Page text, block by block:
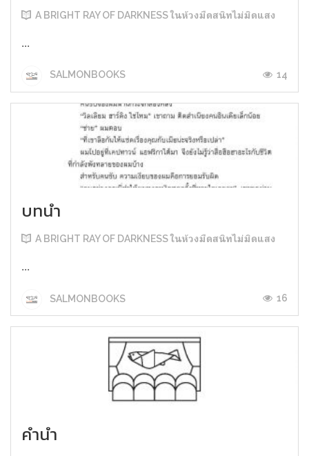
A BRIGHT RAY OF DARKNESS ในห้วงมืดสนิทไม่มิดแสง
...
SALMONBOOKS 14
บทนำ
A BRIGHT RAY OF DARKNESS ในห้วงมืดสนิทไม่มิดแสง
...
SALMONBOOKS 16
คำนำ